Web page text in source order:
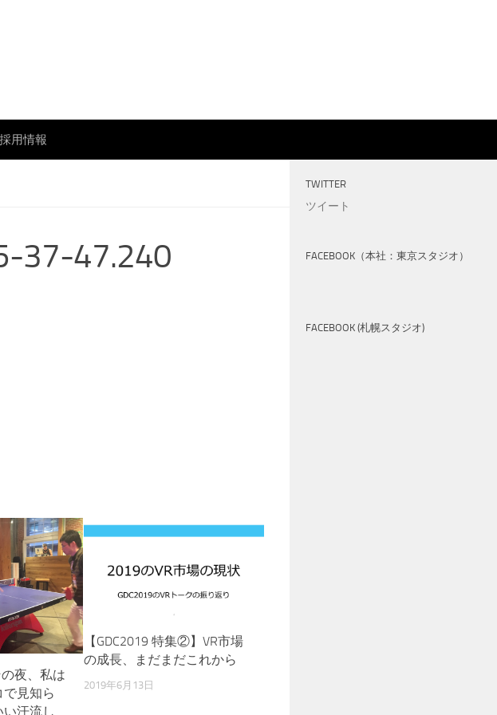
採用情報
37-47.240
の夜、私は
見知ら
汗流し
【GDC2019 特集②】VR市場
の成長、まだまだこれから
2019年6月13日
TWITTER
ツイート
FACEBOOK（本社：東京スタジオ）
FACEBOOK (札幌スタジオ)